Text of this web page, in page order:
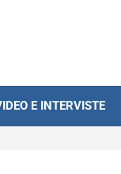
E INTERVISTE